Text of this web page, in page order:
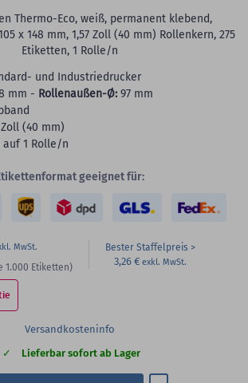
Thermo-Eco, weiß, permanent klebend,
x 148 mm, 1,57 Zoll (40 mm) Rollenkern, 275
Etiketten, 1 Rolle/n
und Industriedrucker
mm - Rollenaußen-Ø: 97 mm
Zoll (40 mm)
auf 1 Rolle/n
geeignet für:
1.000 Etiketten)
Bester Staffelpreis
3,26 €
Versandkosteninfo
Lieferbar sofort ab Lager